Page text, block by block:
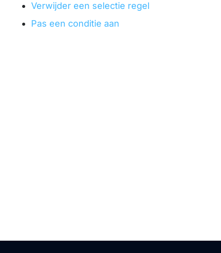
Verwijder een selectie regel
Pas een conditie aan